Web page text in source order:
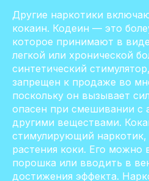
Другие наркотики
кокаин. Кодеин — это
которое принимают в
легкой или хронической
синтетический
запрещен к продаже во
поскольку он вызывает
опасен при смешивании с
другими веществами.
стимулирующий
растения коки. Его можно
порошка или вводить в
достижения эффекта.